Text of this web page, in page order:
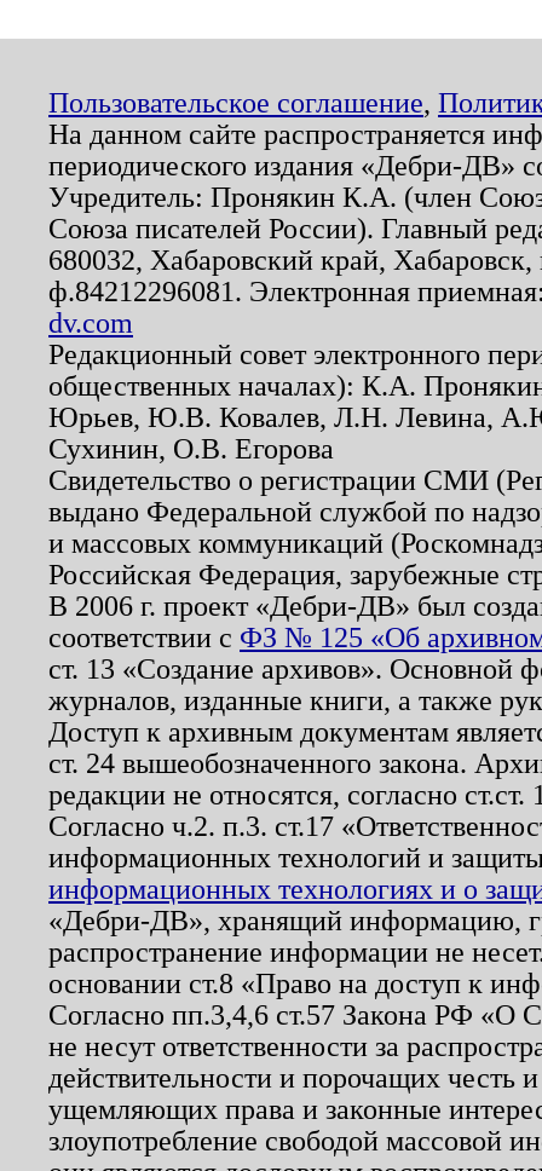
Пользовательское соглашение,
На данном сайте распространяется
периодического издания «Дебри-ДВ»
Учредитель: Пронякин К.А. (член
Союза писателей России). Главный
680032, Хабаровский край,
ф.84212296081. Электронная
dv.com
Редакционный совет электронного
общественных началах): К.А.
Юрьев, Ю.В. Ковалев, Л.Н. Левина,
Сухинин, О.В. Егорова
Свидетельство о регистрации СМИ
выдано Федеральной службой по
и массовых коммуникаций
Российская Федерация, зарубежные
В 2006 г. проект «Дебри-ДВ» был
соответствии с ФЗ № 125 «Об
ст. 13 «Создание архивов». Основной
журналов, изданные книги, а также
Доступ к архивным документам
ст. 24 вышеобозначенного закона.
редакции не относятся, согласно
Согласно ч.2. п.3. ст.17
информационных технологий и
информационных технологиях и о
«Дебри-ДВ», хранящий информацию,
распространение информации не
основании ст.8 «Право на доступ к
Согласно пп.3,4,6 ст.57 Закона РФ «О
не несут ответственности за
действительности и порочащих честь
ущемляющих права и законные
злоупотребление свободой массовой